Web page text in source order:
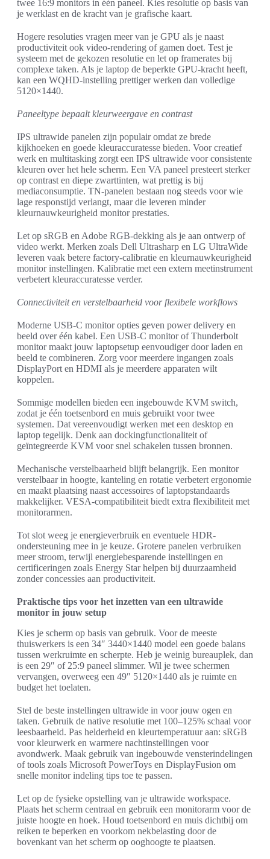
twee 16:9 monitors in één paneel. Kies resolutie op basis van
je werklast en de kracht van je grafische kaart.
Hogere resoluties vragen meer van je GPU als je naast
productiviteit ook video-rendering of gamen doet. Test je
systeem met de gekozen resolutie en let op framerates bij
complexe taken. Als je laptop de beperkte GPU-kracht heeft,
kan een WQHD-instelling prettiger werken dan volledige
5120×1440.
Paneeltype bepaalt kleurweergave en contrast
IPS ultrawide panelen zijn populair omdat ze brede
kijkhoeken en goede kleuraccuratesse bieden. Voor creatief
werk en multitasking zorgt een IPS ultrawide voor consistente
kleuren over het hele scherm. Een VA paneel presteert sterker
op contrast en diepe zwarttinten, wat prettig is bij
mediaconsumptie. TN-panelen bestaan nog steeds voor wie
lage responstijd verlangt, maar die leveren minder
kleurnauwkeurigheid monitor prestaties.
Let op sRGB en Adobe RGB-dekking als je aan ontwerp of
video werkt. Merken zoals Dell Ultrasharp en LG UltraWide
leveren vaak betere factory-calibratie en kleurnauwkeurigheid
monitor instellingen. Kalibratie met een extern meetinstrument
verbetert kleuraccuratesse verder.
Connectiviteit en verstelbaarheid voor flexibele workflows
Moderne USB-C monitor opties geven power delivery en
beeld over één kabel. Een USB-C monitor of Thunderbolt
monitor maakt jouw laptopsetup eenvoudiger door laden en
beeld te combineren. Zorg voor meerdere ingangen zoals
DisplayPort en HDMI als je meerdere apparaten wilt
koppelen.
Sommige modellen bieden een ingebouwde KVM switch,
zodat je één toetsenbord en muis gebruikt voor twee
systemen. Dat vereenvoudigt werken met een desktop en
laptop tegelijk. Denk aan dockingfunctionaliteit of
geïntegreerde KVM voor snel schakelen tussen bronnen.
Mechanische verstelbaarheid blijft belangrijk. Een monitor
verstelbaar in hoogte, kanteling en rotatie verbetert ergonomie
en maakt plaatsing naast accessoires of laptopstandaards
makkelijker. VESA-compatibiliteit biedt extra flexibiliteit met
monitorarmen.
Tot slot weeg je energieverbruik en eventuele HDR-
ondersteuning mee in je keuze. Grotere panelen verbruiken
meer stroom, terwijl energiebesparende instellingen en
certificeringen zoals Energy Star helpen bij duurzaamheid
zonder concessies aan productiviteit.
Praktische tips voor het inzetten van een ultrawide
monitor in jouw setup
Kies je scherm op basis van gebruik. Voor de meeste
thuiswerkers is een 34″ 3440×1440 model een goede balans
tussen werkruimte en scherpte. Heb je weinig bureauplek, dan
is een 29″ of 25:9 paneel slimmer. Wil je twee schermen
vervangen, overweeg een 49″ 5120×1440 als je ruimte en
budget het toelaten.
Stel de beste instellingen ultrawide in voor jouw ogen en
taken. Gebruik de native resolutie met 100–125% schaal voor
leesbaarheid. Pas helderheid en kleurtemperatuur aan: sRGB
voor kleurwerk en warmere nachtinstellingen voor
avondwerk. Maak gebruik van ingebouwde vensterindelingen
of tools zoals Microsoft PowerToys en DisplayFusion om
snelle monitor indeling tips toe te passen.
Let op de fysieke opstelling van je ultrawide workspace.
Plaats het scherm centraal en gebruik een monitorarm voor de
juiste hoogte en hoek. Houd toetsenbord en muis dichtbij om
reiken te beperken en voorkom nekbelasting door de
bovenkant van het scherm op ooghoogte te plaatsen.